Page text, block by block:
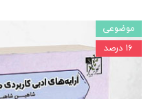
موضوعی
۱۶ درصد